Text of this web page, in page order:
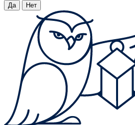
Да Нет